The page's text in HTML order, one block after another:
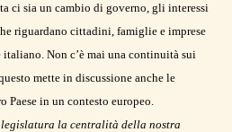
ci sia un cambio di governo, gli interessi
riguardano cittadini, famiglie e imprese
Non c’è mai una continuità sui
mette in discussione anche le
Paese in un contesto europeo.
legislatura la centralità della nostra